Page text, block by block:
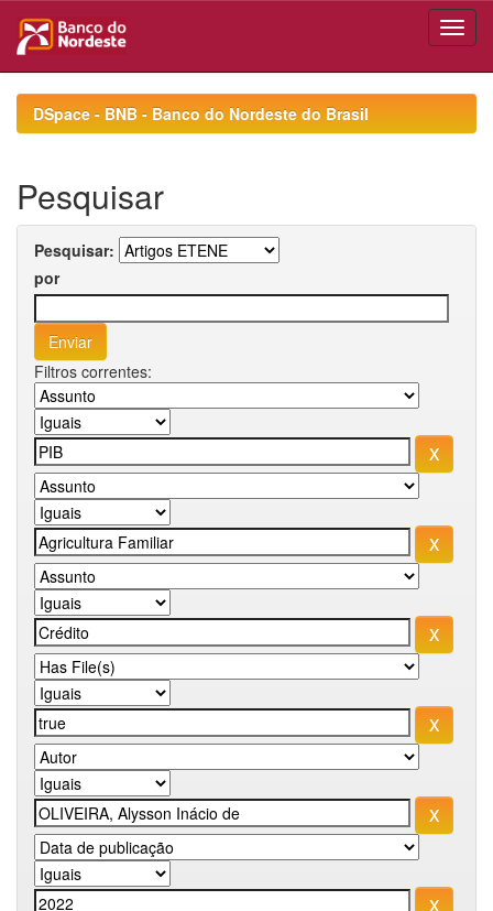
navigationDSpace - BNB - Banco do Nordeste do Brasil
Pesquisar
Pesquisar:
por
Filtros correntes: